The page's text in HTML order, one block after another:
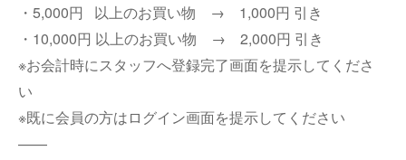
・5,000円 以上のお買い物 → 1,000円 引き
・10,000円 以上のお買い物 → 2,000円 引き
※お会計時にスタッフへ登録完了画面を提示してくださ
い
※既に会員の方はログイン画面を提示してください
——